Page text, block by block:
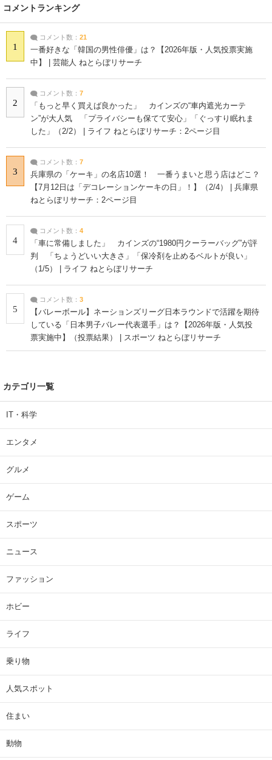
コメントランキング
1
コメント数： 21
一番好きな「韓国の男性俳優」は？【2026年版・人気投票実施
中】 | 芸能人 ねとらぼリサーチ
2
コメント数： 7
「もっと早く買えば良かった」 カインズの“車内遮光カーテ
ン”が大人気 「プライバシーも保てて安心」「ぐっすり眠れま
した」（2/2） | ライフ ねとらぼリサーチ：2ページ目
3
コメント数： 7
兵庫県の「ケーキ」の名店10選！ 一番うまいと思う店はどこ？
【7月12日は「デコレーションケーキの日」！】（2/4） | 兵庫県
ねとらぼリサーチ：2ページ目
4
コメント数： 4
「車に常備しました」 カインズの“1980円クーラーバッグ”が評
判 「ちょうどいい大きさ」「保冷剤を止めるベルトが良い」
（1/5） | ライフ ねとらぼリサーチ
5
コメント数： 3
【バレーボール】ネーションズリーグ日本ラウンドで活躍を期待
している「日本男子バレー代表選手」は？【2026年版・人気投
票実施中】（投票結果） | スポーツ ねとらぼリサーチ
カテゴリ一覧
IT・科学
エンタメ
グルメ
ゲーム
スポーツ
ニュース
ファッション
ホビー
ライフ
乗り物
人気スポット
住まい
動物